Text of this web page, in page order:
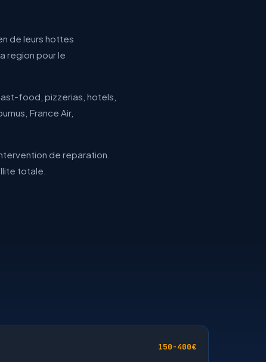
de leurs hottes
region pour le
food, pizzerias, hotels,
France Air,
de reparation.
totale.
150-400€